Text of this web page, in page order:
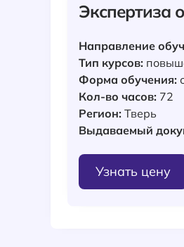
Экспертиза
Направление
Тип курсов:
Форма обучения:
Кол-во часов: 72
Регион: Тверь
Выдаваемый
Узнать цену